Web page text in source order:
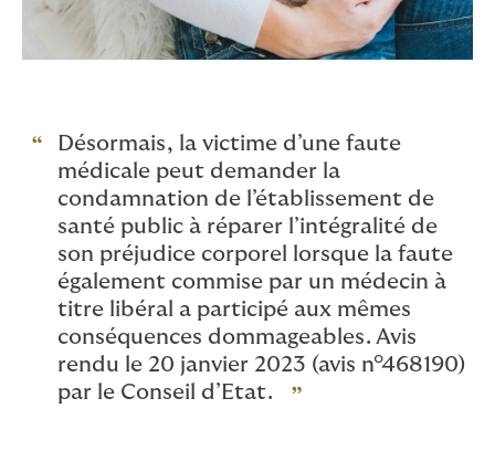
Désormais, la victime d’une faute
médicale peut demander la
condamnation de l’établissement de
santé public à réparer l’intégralité de
son préjudice corporel lorsque la faute
également commise par un médecin à
titre libéral a participé aux mêmes
conséquences dommageables. Avis
rendu le 20 janvier 2023 (avis n°468190)
par le Conseil d’Etat.